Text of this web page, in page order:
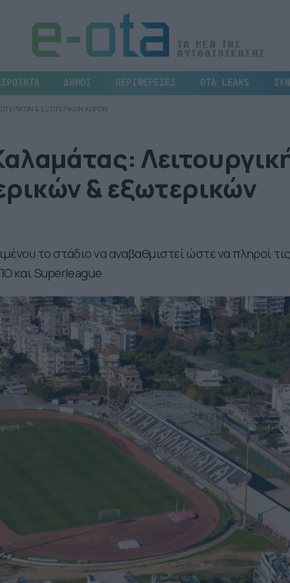
ΔΗΜΟΙ ΠΕΡΙΦΕΡΕΙΕΣ OTA LEAKS
& ΕΞΩΤΕΡΙΚΩΝ ΧΩΡΩΝ
& εξωτερικών
το στάδιο να αναβαθμιστεί ώστε να πληροί τις
και Superleague.